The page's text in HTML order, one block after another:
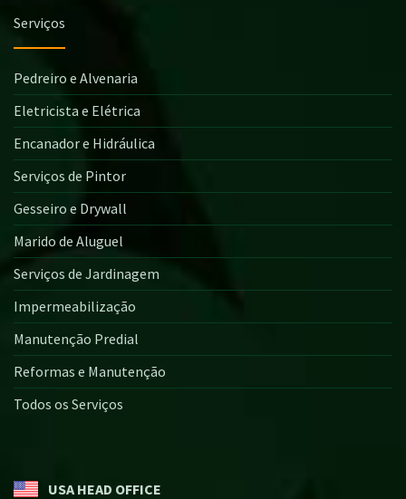
Serviços
Pedreiro e Alvenaria
Eletricista e Elétrica
Encanador e Hidráulica
Serviços de Pintor
Gesseiro e Drywall
Marido de Aluguel
Serviços de Jardinagem
Impermeabilização
Manutenção Predial
Reformas e Manutenção
Todos os Serviços
USA HEAD OFFICE